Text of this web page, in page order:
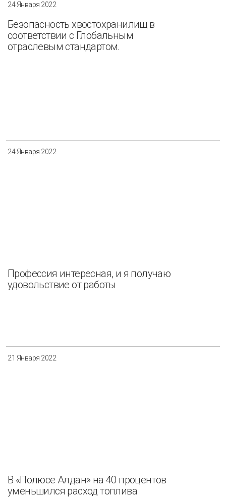
24 Января 2022
Безопасность хвостохранилищ в
соответствии с Глобальным
отраслевым стандартом.
24 Января 2022
Профессия интересная, и я получаю
удовольствие от работы
21 Января 2022
В «Полюсе Алдан» на 40 процентов
уменьшился расход топлива